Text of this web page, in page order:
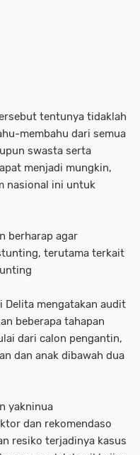
tentunya tidaklah
membahu dari semua
swasta serta
menjadi mungkin,
nasional ini untuk
berharap agar
terutama terkait
Delita mengatakan audit
beberapa tahapan
dari calon pengantin,
dan anak dibawah dua
yakninua
dan rekomendaso
resiko terjadinya kasus